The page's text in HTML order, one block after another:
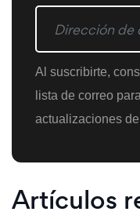
Al suscribirte,
lista de correo
actualizaciones
Artículos